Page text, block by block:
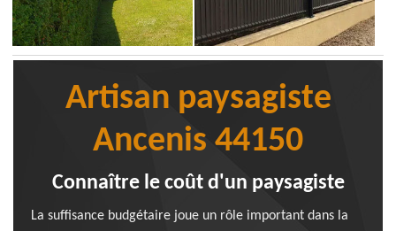
Artisan paysagiste
Ancenis 44150
Connaître le coût d'un paysagiste
La suffisance budgétaire joue un rôle important dans la